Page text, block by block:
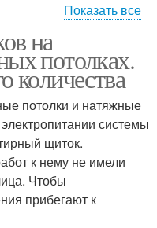
Натяжной потолок
Платформы под
светильники
Показать все
на
потолках.
количества
потолки и натяжные
системы
щиток.
к нему не имели
Чтобы
прибегают к